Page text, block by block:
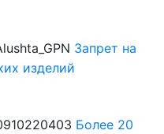
Запрет на
изделий
Более 20